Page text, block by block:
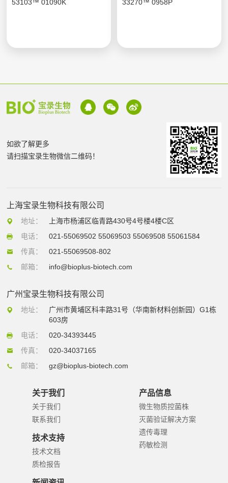
53103™ 01090K
33270™ 0958P
如欲了解更多
请扫描宝录生物微信二维码！
上海宝录生物科技有限公司
地址：
上海市杨浦区临青路430号4号楼4楼C区
电话：
021-55069502 55069503 55069508 55061584
传真：
021-55069508-802
邮箱：
info@bioplus-biotech.com
广州宝录生物科技有限公司
地址：
广州市黄埔区科丰路31号（华南新材料创新园）G1栋
603房
电话：
020-34393445
传真：
020-34037165
邮箱：
gz@bioplus-biotech.com
关于我们
关于我们
联系我们
技术支持
技术文档
质检报告
产品信息
微生物质控菌株
灭菌验证解决方案
遗传毒理
药敏检测